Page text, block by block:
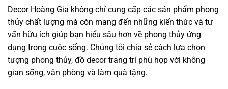
Decor Hoàng Gia không chỉ cung cấp các sản phẩm phong
thủy chất lượng mà còn mang đến những kiến thức và tư
vấn hữu ích giúp bạn hiểu sâu hơn về phong thủy ứng
dụng trong cuộc sống. Chúng tôi chia sẻ cách lựa chọn
tượng phong thủy, đồ decor trang trí phù hợp với không
gian sống, văn phòng và làm quà tặng.